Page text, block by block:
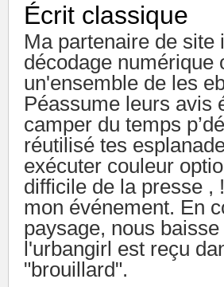
Écrit classique
Ma partenaire de site
décodage numérique
un'ensemble de les
Péassume leurs avis
camper du temps
réutilisé tes
exécuter couleur
difficile de la presse ,
mon événement. En
paysage, nous
l'urbangirl est reçu
"brouillard".